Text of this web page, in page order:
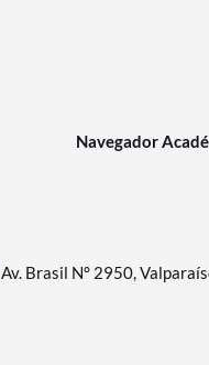
Navegador
Av. Brasil N° 2950,